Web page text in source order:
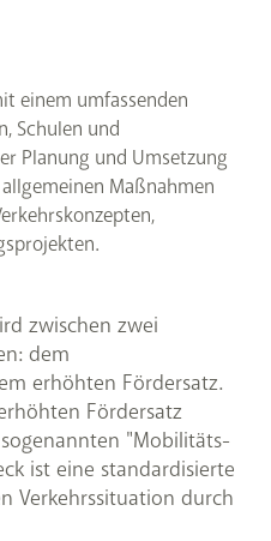
einem umfassenden
Schulen und
Planung und Umsetzung
Maßnahmen
zwischen zwei
dem
erhöhten Fördersatz.
Fördersatz
"Mobilitäts-
ist eine standardisierte
Verkehrssituation durch